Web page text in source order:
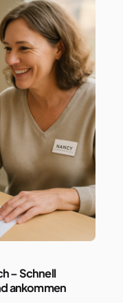
– Schnell
ankommen